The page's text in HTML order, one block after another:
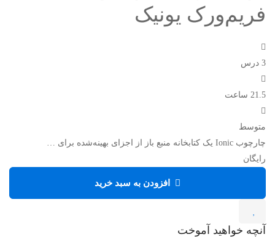
فریم‌ورک یونیک
3 درس
21.5 ساعت
متوسط
چارچوب Ionic یک کتابخانه منبع باز از اجزای بهینه‌شده برای …
رایگان
افزودن به سبد خرید
آنچه خواهید آموخت